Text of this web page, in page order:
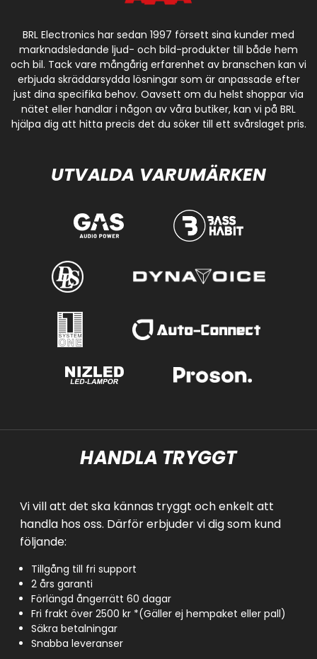
BRL Electronics har sedan 1997 försett sina kunder med
marknadsledande ljud- och bild-produkter till både hem
och bil. Tack vare mångårig erfarenhet av branschen kan vi
erbjuda skräddarsydda lösningar som är anpassade efter
just dina specifika behov. Oavsett om du helst shoppar via
nätet eller handlar i någon av våra butiker, kan vi på BRL
hjälpa dig att hitta precis det du söker till ett svårslaget pris.
UTVALDA VARUMÄRKEN
HANDLA TRYGGT
Vi vill att det ska kännas tryggt och enkelt att
handla hos oss. Därför erbjuder vi dig som kund
följande:
Tillgång till fri support
2 års garanti
Förlängd ångerrätt 60 dagar
Fri frakt över 2500 kr *(Gäller ej hempaket eller pall)
Säkra betalningar
Snabba leveranser